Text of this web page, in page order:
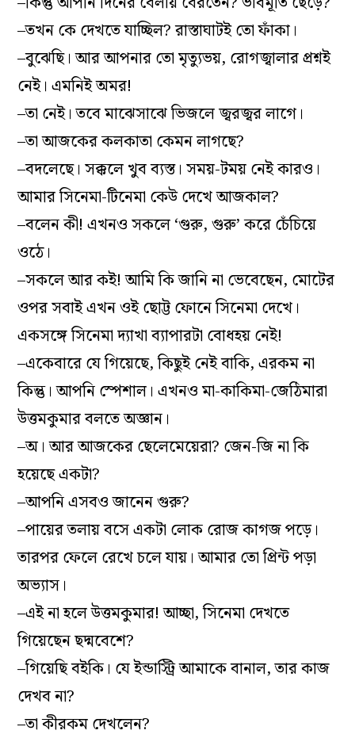
–তখন কে দেখতে যাচ্ছিল? রাস্তাঘাটই তো ফাঁকা।
–বুঝেছি। আর আপনার তো মৃত্যুভয়, রোগজ্বালার প্রশ্নই
নেই। এমনিই অমর!
–তা নেই। তবে মাঝেসাঝে ভিজলে জ্বরজ্বর লাগে।
–তা আজকের কলকাতা কেমন লাগছে?
–বদলেছে। সক্কলে খুব ব্যস্ত। সময়-টময় নেই কারও।
আমার সিনেমা-টিনেমা কেউ দেখে আজকাল?
–বলেন কী! এখনও সকলে ‘গুরু, গুরু’ করে চেঁচিয়ে
ওঠে।
–সকলে আর কই! আমি কি জানি না ভেবেছেন, মোটের
ওপর সবাই এখন ওই ছোট্ট ফোনে সিনেমা দেখে।
একসঙ্গে সিনেমা দ্যাখা ব্যাপারটা বোধহয় নেই!
–একেবারে যে গিয়েছে, কিছুই নেই বাকি, এরকম না
কিন্তু। আপনি স্পেশাল। এখনও মা-কাকিমা-জেঠিমারা
উত্তমকুমার বলতে অজ্ঞান।
–অ। আর আজকের ছেলেমেয়েরা? জেন-জি না কি
হয়েছে একটা?
–আপনি এসবও জানেন গুরু?
–পায়ের তলায় বসে একটা লোক রোজ কাগজ পড়ে।
তারপর ফেলে রেখে চলে যায়। আমার তো প্রিন্ট পড়া
অভ্যাস।
–এই না হলে উত্তমকুমার! আচ্ছা, সিনেমা দেখতে
গিয়েছেন ছদ্মবেশে?
–গিয়েছি বইকি। যে ইন্ডাস্ট্রি আমাকে বানাল, তার কাজ
দেখব না?
–তা কীরকম দেখলেন?